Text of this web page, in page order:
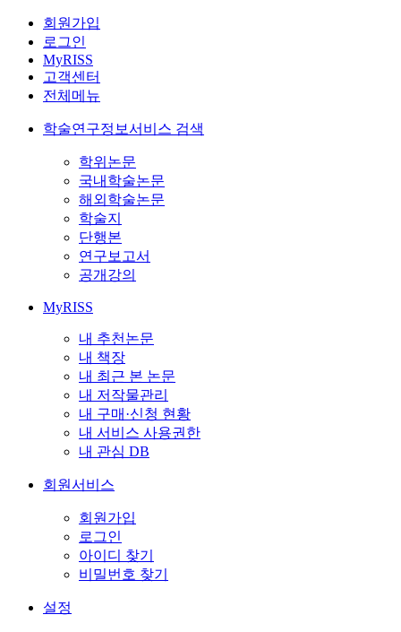
회원가입
로그인
MyRISS
고객센터
전체메뉴
학술연구정보서비스 검색
학위논문
국내학술논문
해외학술논문
학술지
단행본
연구보고서
공개강의
MyRISS
내 추천논문
내 책장
내 최근 본 논문
내 저작물관리
내 구매·신청 현황
내 서비스 사용권한
내 관심 DB
회원서비스
회원가입
로그인
아이디 찾기
비밀번호 찾기
설정